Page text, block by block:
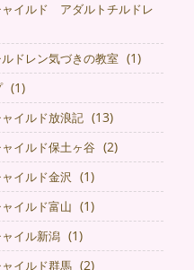
ャイルド アダルトチルドレ
ドレン気づきの教室 (1)
(1)
イルド放浪記 (13)
イルド保土ヶ谷 (2)
イルド金沢 (1)
イルド富山 (1)
イル新潟 (1)
イルド群馬 (2)